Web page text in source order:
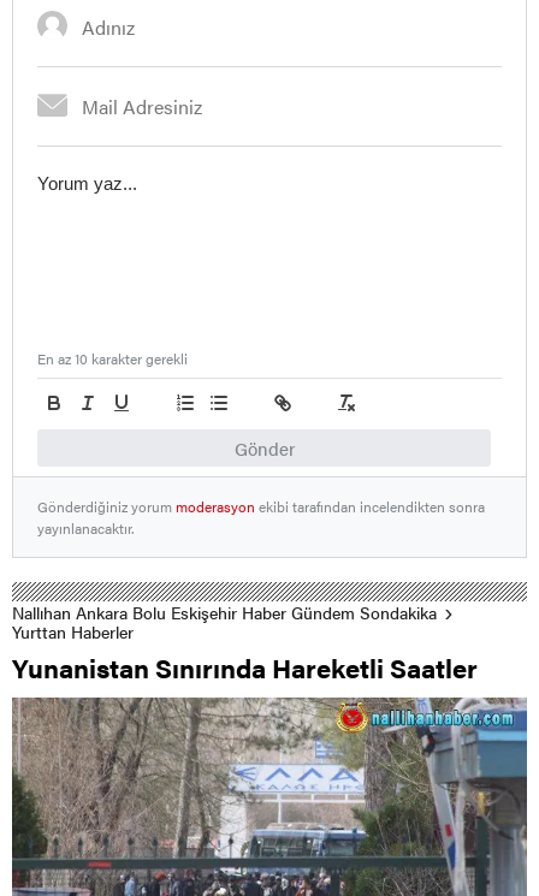
Gönder
En az 10 karakter gerekli
Gönderdiğiniz yorummoderasyon ekibi tarafından incelendikten sonra
yayınlanacaktır.
Nallıhan Ankara Bolu Eskişehir Haber Gündem Sondakika
Yurttan Haberler
Yunanistan Sınırında Hareketli Saatler